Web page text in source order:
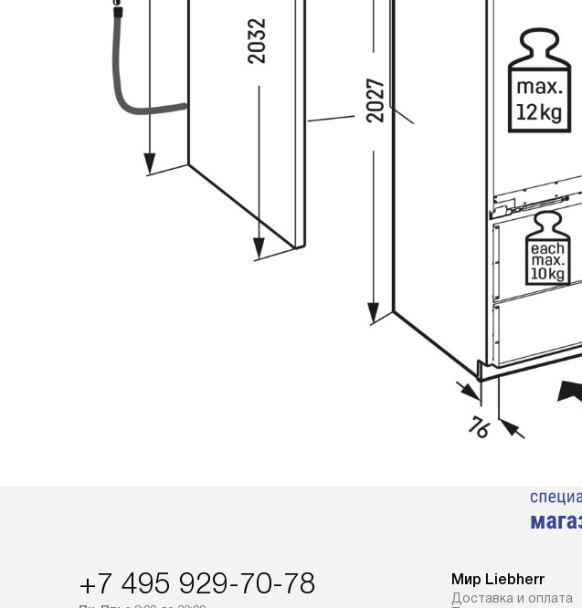
+7 495 929-70-78 Мир Liebherr
Доставка и оплата